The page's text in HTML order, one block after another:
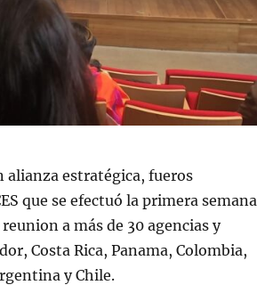
alianza estratégica, fueros
que se efectuó la primera semana
a más de 30 agencias y
Costa Rica, Panama, Colombia,
y Chile.